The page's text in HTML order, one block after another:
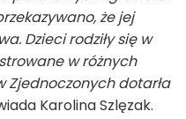
że jej
Dzieci rodziły się w
w różnych
Zjednoczonych dotarła
Karolina Szlęzak.